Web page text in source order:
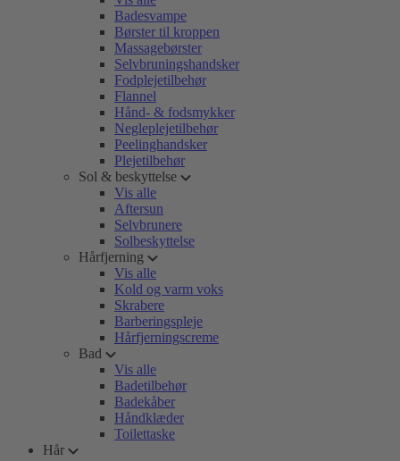
Badesvampe
Børster til kroppen
Massagebørster
Selvbruningshandsker
Fodplejetilbehør
Flannel
Hånd- & fodsmykker
Negleplejetilbehør
Peelinghandsker
Plejetilbehør
Sol & beskyttelse
Vis alle
Aftersun
Selvbrunere
Solbeskyttelse
Hårfjerning
Vis alle
Kold og varm voks
Skrabere
Barberingspleje
Hårfjerningscreme
Bad
Vis alle
Badetilbehør
Badekåber
Håndklæder
Toilettaske
Hår